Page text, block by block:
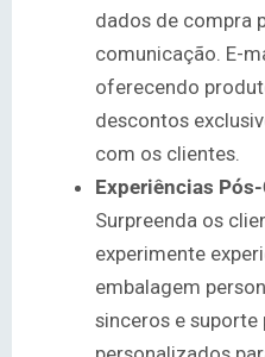
dados de compra
comunicação. E-
oferecendo
descontos
com os clientes.
Experiências
Surpreenda os
experimente
embalagem
sinceros e suporte